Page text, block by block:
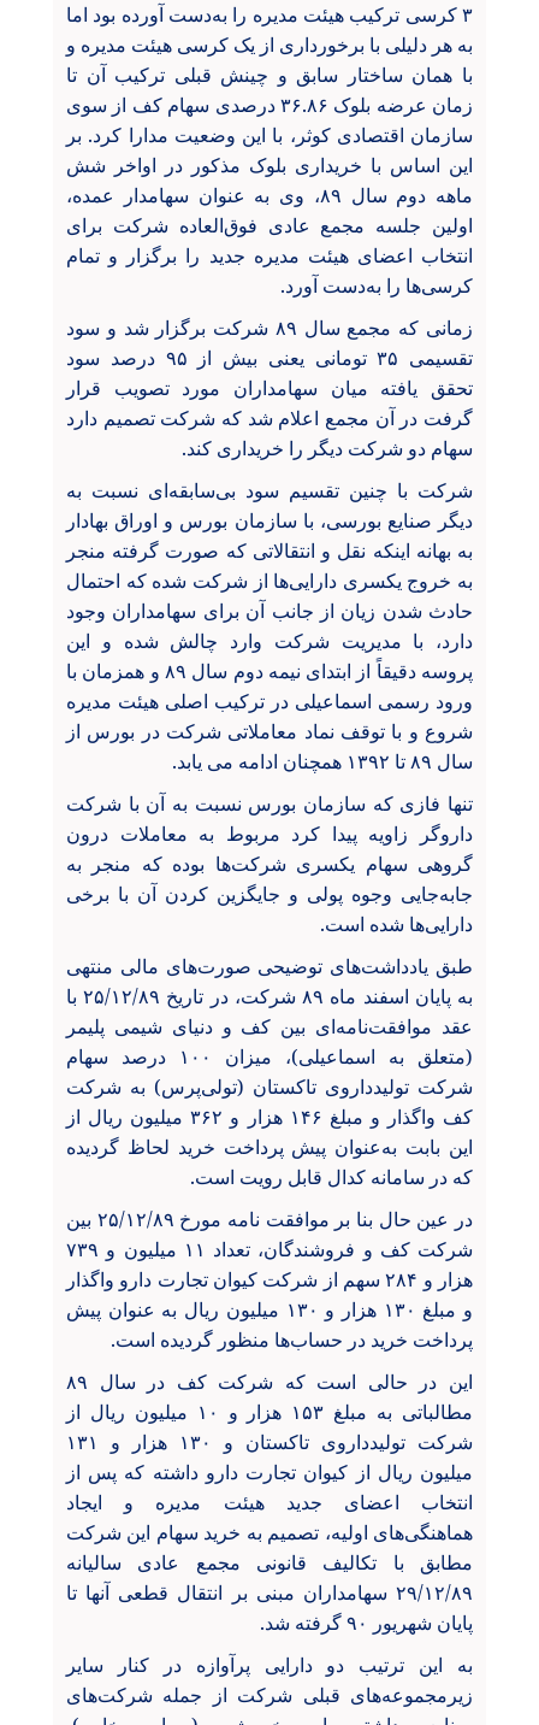
۳ کرسی ترکیب هیئت مدیره را به‌دست آورده بود اما
به هر دلیلی با برخورداری از یک کرسی هیئت مدیره و
با همان ساختار سابق و چینش قبلی ترکیب آن تا
زمان عرضه بلوک ۳۶.۸۶ درصدی سهام کف از سوی
سازمان اقتصادی کوثر، با این وضعیت مدارا کرد. بر
این اساس با خریداری بلوک مذکور در اواخر شش
ماهه دوم سال ۸۹، وی به عنوان سهامدار عمده،
اولین جلسه مجمع عادی فوق‌العاده شرکت برای
انتخاب اعضای هیئت مدیره جدید را برگزار و تمام
کرسی‌ها را به‌دست آورد.
زمانی که مجمع سال ۸۹ شرکت برگزار شد و سود
تقسیمی ۳۵ تومانی یعنی بیش از ۹۵ درصد سود
تحقق یافته میان سهامداران مورد تصویب قرار
گرفت در آن مجمع اعلام شد که شرکت تصمیم دارد
سهام دو شرکت دیگر را خریداری کند.
شرکت با چنین تقسیم سود بی‌سابقه‌ای نسبت به
دیگر صنایع بورسی، با سازمان بورس و اوراق بهادار
به بهانه اینکه نقل و انتقالاتی که صورت گرفته منجر
به خروج یکسری دارایی‌ها از شرکت شده که احتمال
حادث شدن زیان از جانب آن برای سهامداران وجود
دارد، با مدیریت شرکت وارد چالش شده و این
پروسه دقیقاً از ابتدای نیمه دوم سال ۸۹ و همزمان با
ورود رسمی اسماعیلی در ترکیب اصلی هیئت مدیره
شروع و با توقف نماد معاملاتی شرکت در بورس از
سال ۸۹ تا ۱۳۹۲ همچنان ادامه می یابد.
تنها فازی که سازمان بورس نسبت به آن با شرکت
داروگر زاویه پیدا کرد مربوط به معاملات درون
گروهی سهام یکسری شرکت‌ها بوده که منجر به
جابه‌جایی وجوه پولی و جایگزین کردن آن با برخی
دارایی‌ها شده است.
طبق یادداشت‌های توضیحی صورت‌های مالی منتهی
به پایان اسفند ماه ۸۹ شرکت، در تاریخ ۲۵/۱۲/۸۹ با
عقد موافقت‌نامه‌ای بین کف و دنیای شیمی پلیمر
(متعلق به اسماعیلی)، میزان ۱۰۰ درصد سهام
شرکت تولیدداروی تاکستان (تولی‌پرس) به شرکت
کف واگذار و مبلغ ۱۴۶ هزار و ۳۶۲ میلیون ریال از
این بابت به‌عنوان پیش پرداخت خرید لحاظ گردیده
که در سامانه کدال قابل رویت است.
در عین حال بنا بر موافقت نامه مورخ ۲۵/۱۲/۸۹ بین
شرکت کف و فروشندگان، تعداد ۱۱ میلیون و ۷۳۹
هزار و ۲۸۴ سهم از شرکت کیوان تجارت دارو واگذار
و مبلغ ۱۳۰ هزار و ۱۳۰ میلیون ریال به عنوان پیش
پرداخت خرید در حساب‌ها منظور گردیده است.
این در حالی است که شرکت کف در سال ۸۹
مطالباتی به مبلغ ۱۵۳ هزار و ۱۰ میلیون ریال از
شرکت تولیدداروی تاکستان و ۱۳۰ هزار و ۱۳۱
میلیون ریال از کیوان تجارت دارو داشته که پس از
انتخاب اعضای جدید هیئت مدیره و ایجاد
هماهنگی‌های اولیه، تصمیم به خرید سهام این شرکت
مطابق با تکالیف قانونی مجمع عادی سالیانه
۲۹/۱۲/۸۹ سهامداران مبنی بر انتقال قطعی آنها تا
پایان شهریور ۹۰ گرفته شد.
به این ترتیب دو دارایی پرآوازه در کنار سایر
زیرمجموعه‌های قبلی شرکت از جمله شرکت‌های